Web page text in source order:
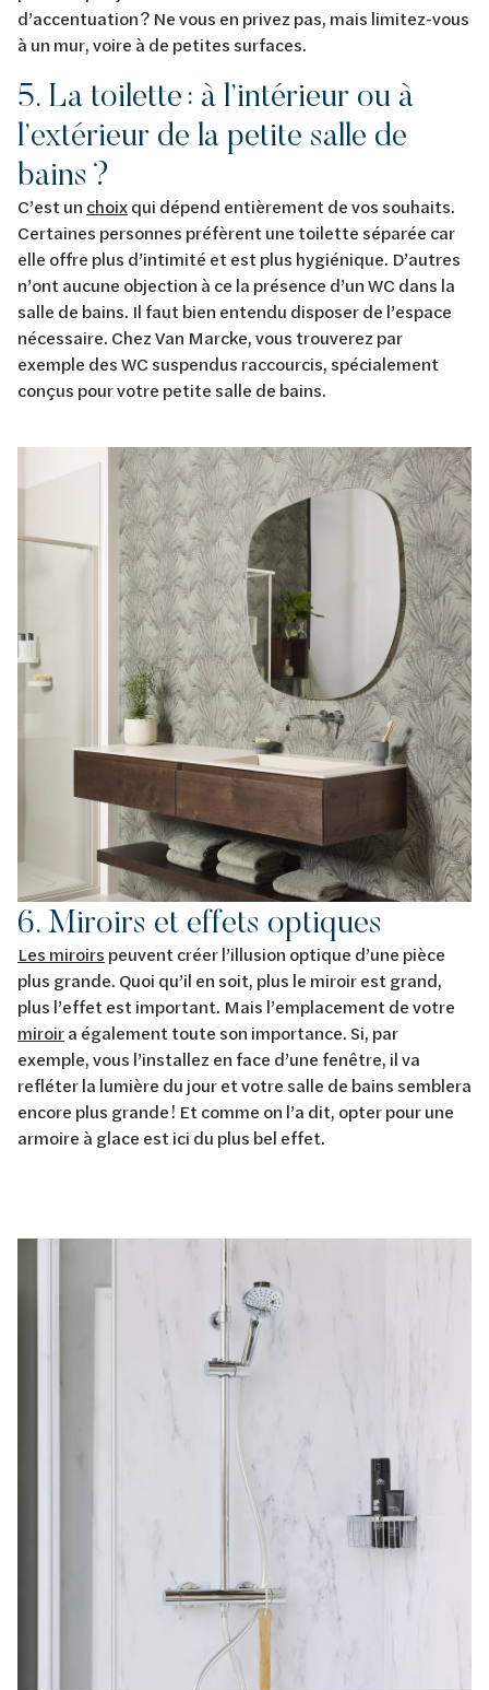
d’accentuation ? Ne vous en privez pas, mais limitez-vous
à un mur, voire à de petites surfaces.
5. La toilette : à l’intérieur ou à
l’extérieur de la petite salle de
bains ?
C’est un choixqui dépend entièrement de vos souhaits.
Certaines personnes préfèrent une toilette séparée car
elle offre plus d’intimité et est plus hygiénique. D’autres
n’ont aucune objection à ce la présence d’un WC dans la
salle de bains. Il faut bien entendu disposer de l’espace
nécessaire. Chez Van Marcke, vous trouverez par
exemple des WC suspendus raccourcis, spécialement
conçus pour votre petite salle de bains.
6. Miroirs et effets optiques
Les miroirs peuvent créer l’illusion optique d’une pièce
plus grande. Quoi qu’il en soit, plus le miroir est grand,
plus l’effet est important. Mais l’emplacement de votre
miroira également toute son importance. Si, par
exemple, vous l’installez en face d’une fenêtre, il va
refléter la lumière du jour et votre salle de bains semblera
encore plus grande ! Et comme on l’a dit, opter pour une
armoire à glace est ici du plus bel effet.